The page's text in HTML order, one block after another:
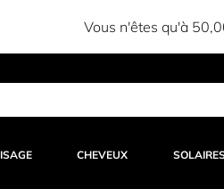
Vous n'êtes qu'à
CHEVEUX